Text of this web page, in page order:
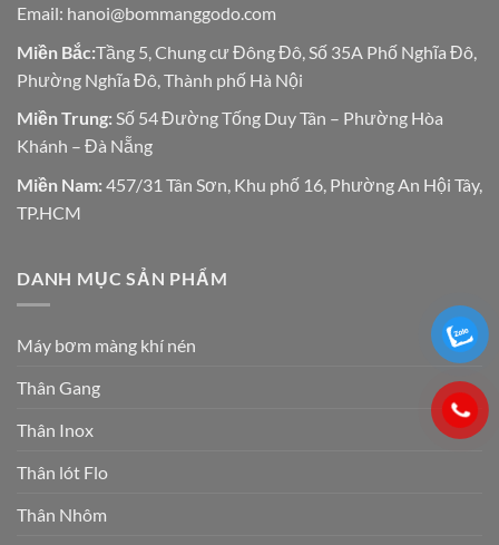
Email: hanoi@bommanggodo.com
Miền Bắc:Tầng 5, Chung cư Đông Đô, Số 35A Phố Nghĩa Đô,
Phường Nghĩa Đô, Thành phố Hà Nội
Miền Trung: Số 54 Đường Tống Duy Tân – Phường Hòa
Khánh – Đà Nẵng
Miền Nam: 457/31 Tân Sơn, Khu phố 16, Phường An Hội Tây,
TP.HCM
DANH MỤC SẢN PHẨM
Máy bơm màng khí nén
Thân Gang
Thân Inox
Thân lót Flo
Thân Nhôm